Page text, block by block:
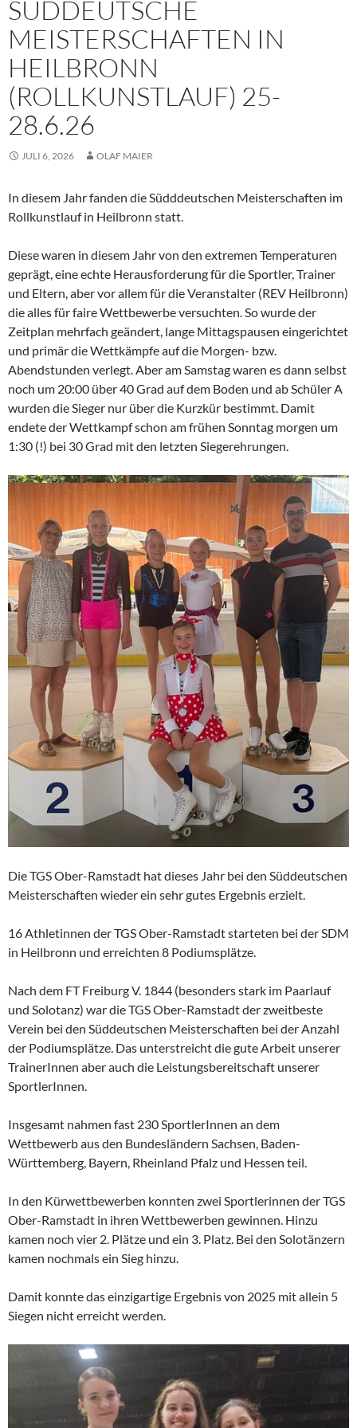
SÜDDEUTSCHE
MEISTERSCHAFTEN IN
HEILBRONN
(ROLLKUNSTLAUF) 25-
28.6.26
JULI 6, 2026 OLAF MAIER
In diesem Jahr fanden die Südddeutschen Meisterschaften im
Rollkunstlauf in Heilbronn statt.
Diese waren in diesem Jahr von den extremen Temperaturen
geprägt, eine echte Herausforderung für die Sportler, Trainer
und Eltern, aber vor allem für die Veranstalter (REV Heilbronn)
die alles für faire Wettbewerbe versuchten. So wurde der
Zeitplan mehrfach geändert, lange Mittagspausen eingerichtet
und primär die Wettkämpfe auf die Morgen- bzw.
Abendstunden verlegt. Aber am Samstag waren es dann selbst
noch um 20:00 über 40 Grad auf dem Boden und ab Schüler A
wurden die Sieger nur über die Kurzkür bestimmt. Damit
endete der Wettkampf schon am frühen Sonntag morgen um
1:30 (!) bei 30 Grad mit den letzten Siegerehrungen.
Die TGS Ober-Ramstadt hat dieses Jahr bei den Süddeutschen
Meisterschaften wieder ein sehr gutes Ergebnis erzielt.
16 Athletinnen der TGS Ober-Ramstadt starteten bei der SDM
in Heilbronn und erreichten 8 Podiumsplätze.
Nach dem FT Freiburg V. 1844 (besonders stark im Paarlauf
und Solotanz) war die TGS Ober-Ramstadt der zweitbeste
Verein bei den Süddeutschen Meisterschaften bei der Anzahl
der Podiumsplätze. Das unterstreicht die gute Arbeit unserer
TrainerInnen aber auch die Leistungsbereitschaft unserer
SportlerInnen.
Insgesamt nahmen fast 230 SportlerInnen an dem
Wettbewerb aus den Bundesländern Sachsen, Baden-
Württemberg, Bayern, Rheinland Pfalz und Hessen teil.
In den Kürwettbewerben konnten zwei Sportlerinnen der TGS
Ober-Ramstadt in ihren Wettbewerben gewinnen. Hinzu
kamen noch vier 2. Plätze und ein 3. Platz. Bei den Solotänzern
kamen nochmals ein Sieg hinzu.
Damit konnte das einzigartige Ergebnis von 2025 mit allein 5
Siegen nicht erreicht werden.